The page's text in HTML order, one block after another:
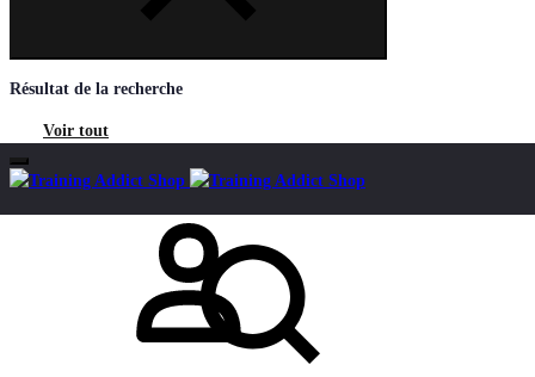
Résultat de la recherche
Voir tout